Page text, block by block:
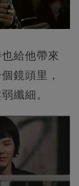
給他帶來
鏡頭里，
纖細。